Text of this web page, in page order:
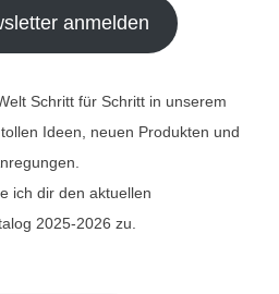
anmelden
Schritt für Schritt in unserem
Ideen, neuen Produkten und
ich dir den aktuellen
2025-2026 zu.